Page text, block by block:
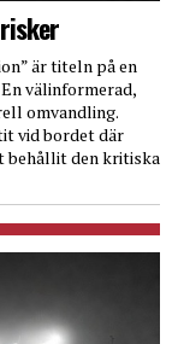
är titeln på en
välinformerad,
omvandling.
vid bordet där
behållit den kritiska